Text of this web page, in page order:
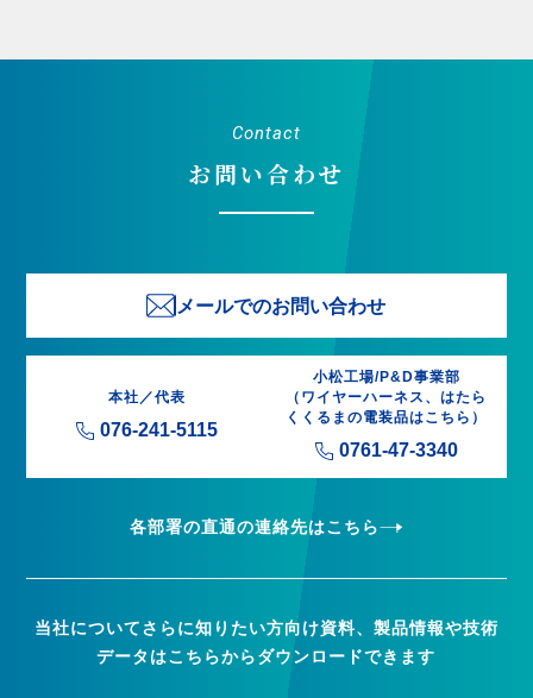
Contact
お問い合わせ
メールでのお問い合わせ
本社／代表
076-241-5115
小松工場/P&D事業部
（ワイヤーハーネス、はたら
くくるまの電装品はこちら）
0761-47-3340
各部署の直通の連絡先はこちら
当社についてさらに知りたい方向け資料、製品情報や技術
データはこちらからダウンロードできます